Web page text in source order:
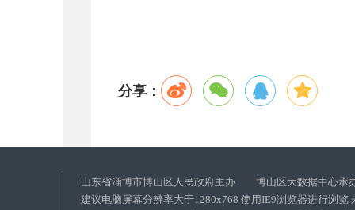
分享：
山东省淄博市博山区人民政府主办 博山区大数据中心承
建议电脑屏幕分辨率大于1280x768 使用IE9浏览器进行浏览